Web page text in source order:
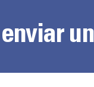
enviar